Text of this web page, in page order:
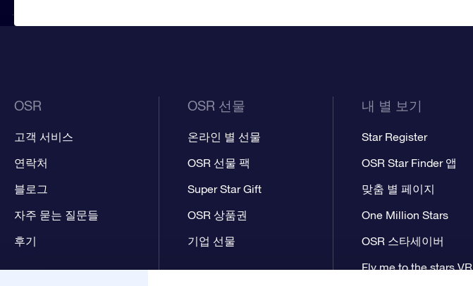
OSR
고객 서비스
연락처
블로그
자주 묻는 질문들
후기
OSR 선물
온라인 별 선물
OSR 선물 팩
Super Star Gift
OSR 상품권
기업 선물
내 별 보기
Star Register
OSR Star Finder 앱
맞춤 별 페이지
One Million Stars
OSR 스타세이버
Fly me to the stars VR